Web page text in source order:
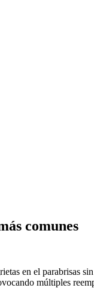
comunes
en el parabrisas
múltiples